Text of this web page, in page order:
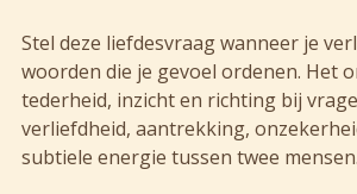
Stel deze liefdesvraag wanneer je
woorden die je gevoel ordenen. Het
tederheid, inzicht en richting bij
verliefdheid, aantrekking,
subtiele energie tussen twee mensen.